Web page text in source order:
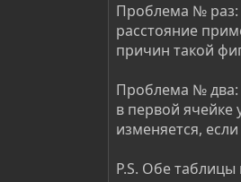
Проблема № раз:
расстояние
причин такой
Проблема № два:
в первой ячейке
изменяется,
P.S. Обе